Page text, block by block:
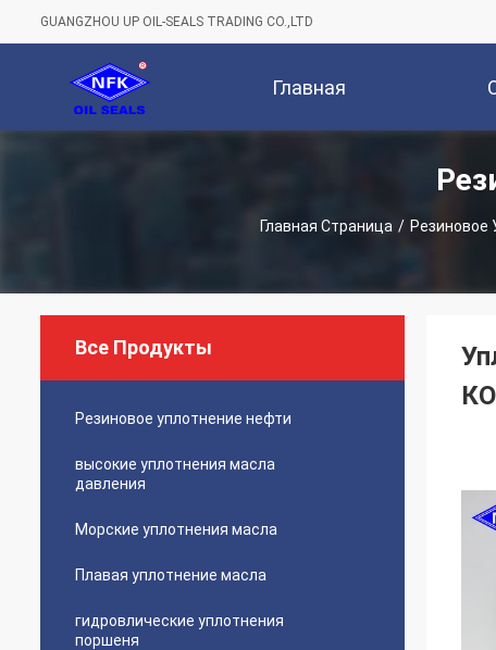
GUANGZHOU UP OIL-SEALS TRADING CO.,LTD
Главная
Главная Страница / Резиновое
Все Продукты
Резиновое уплотнение нефти
высокие уплотнения масла
давления
Морские уплотнения масла
Плавая уплотнение масла
гидровлические уплотнения
поршеня